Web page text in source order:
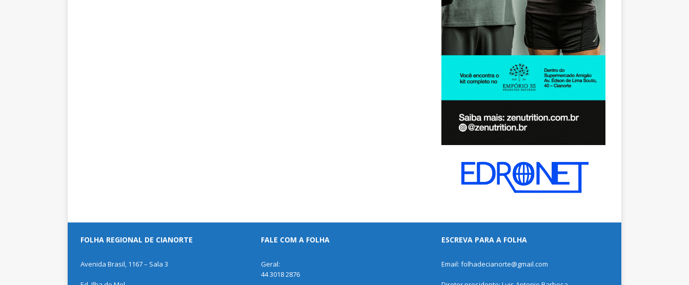
FOLHA REGIONAL DE CIANORTE
Avenida Brasil, 1167 – Sala 3
FALE COM A FOLHA
Geral:
44 3018 2876
ESCREVA PARA A FOLHA
Email: folhadecianorte@gmail.com